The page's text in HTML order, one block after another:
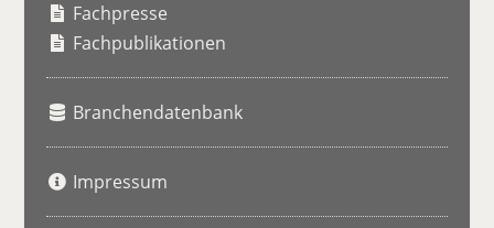
Fachpresse
Fachpublikationen
Branchendatenbank
Impressum